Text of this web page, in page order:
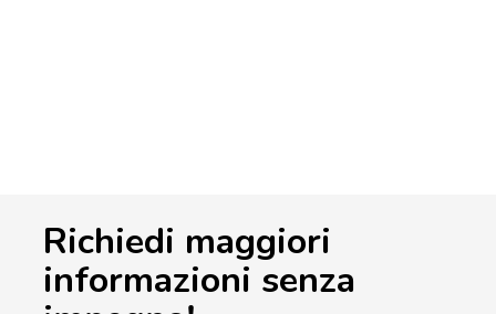
Richiedi maggiori
informazioni senza